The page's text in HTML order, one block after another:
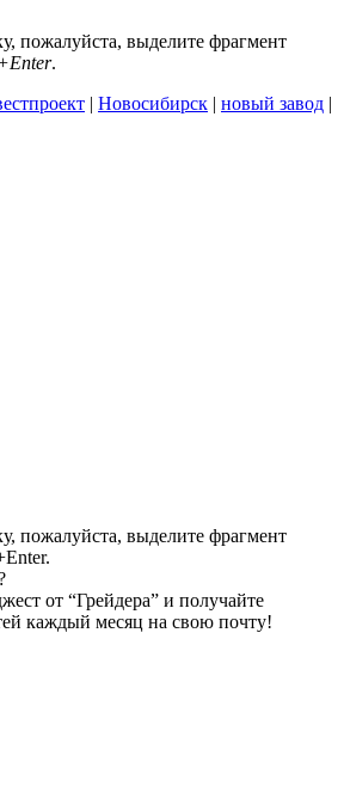
пожалуйста, выделите фрагмент
.
| Новосибирск | новый завод |
пожалуйста, выделите фрагмент
от “Грейдера” и получайте
каждый месяц на свою почту!